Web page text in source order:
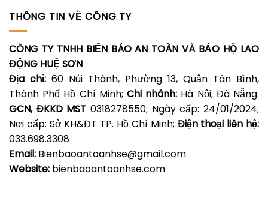
THÔNG TIN VỀ CÔNG TY
CÔNG TY TNHH BIỂN BÁO AN TOÀN VÀ BẢO HỘ LAO
ĐỘNG HUỆ SƠN
Địa chỉ: 60 Núi Thành, Phường 13, Quận Tân Bình,
Thành Phố Hồ Chí Minh; Chi nhánh: Hà Nội; Đà Nẵng.
GCN, ĐKKD MST 0318278550; Ngày cấp: 24/01/2024;
Nơi cấp: Sở KH&ĐT TP. Hồ Chí Minh; Điện thoại liên hệ:
033.698.3308
Email: Bienbaoantoanhse@gmail.com
Website: bienbaoantoanhse.com